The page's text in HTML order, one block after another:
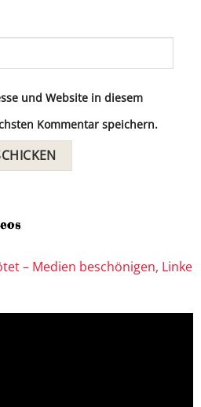
und Website in diesem
Kommentar speichern.
– Medien beschönigen, Linke